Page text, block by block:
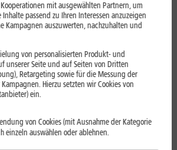
ersetzen.
Kooperationen mit ausgewählten Partnern, um
passend zu Ihren Interessen anzuzeigen
Kampagnen auszuwerten, nachzuhalten und
von personalisierten Produkt- und
unserer Seite und auf Seiten von Dritten
Retargeting sowie für die Messung der
Hierzu setzten wir Cookies von
ein.
von Cookies (mit Ausnahme der Kategorie
einzeln auswählen oder ablehnen.